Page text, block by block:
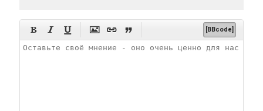
      [BBcode]